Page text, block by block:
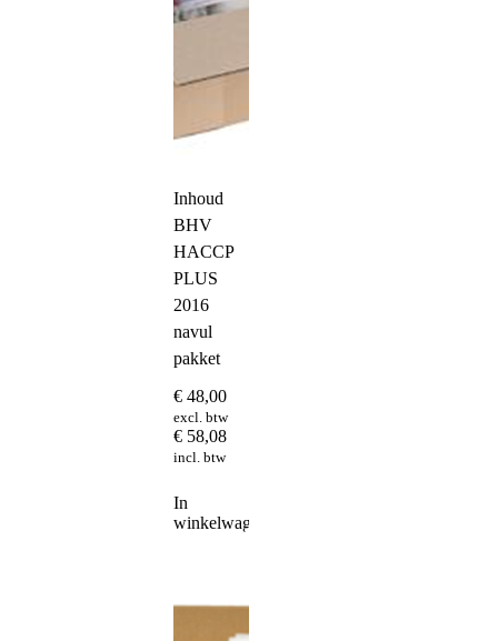
Inhoud
BHV
HACCP
PLUS
2016
navul
pakket
€ 48,00
excl. btw
€ 58,08
incl. btw
In
winkelwagen